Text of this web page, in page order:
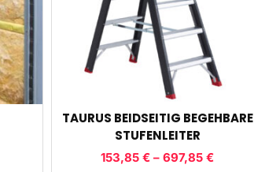
TAURUS BEIDSEITIG BEGEHBARE
STUFENLEITER
153,85 € – 697,85 €